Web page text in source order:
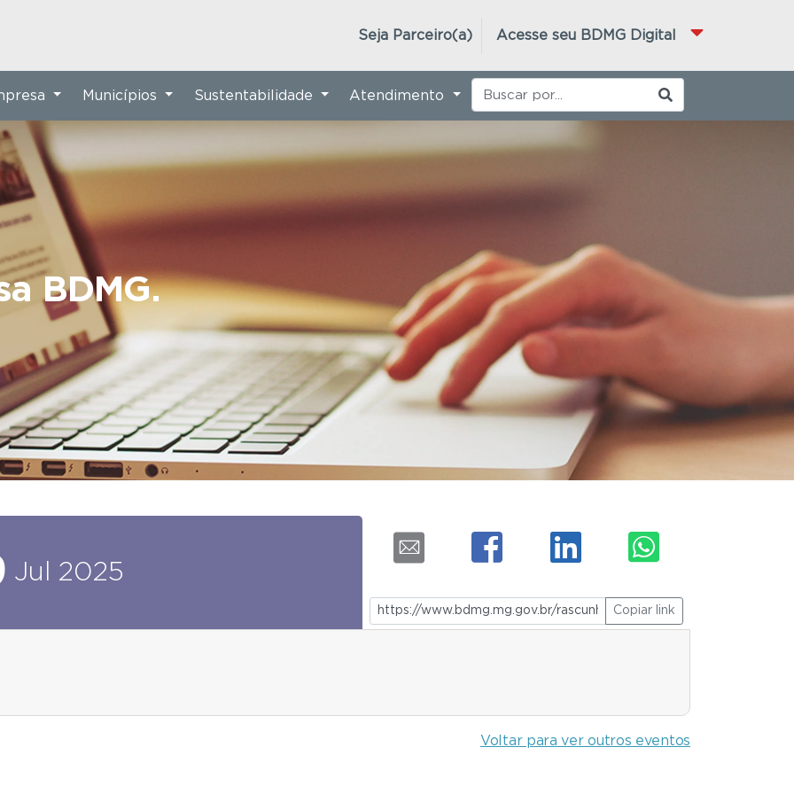
Acesse seu BDMG Digital
Seja Parceiro(a)
BDMG.
Municípios Sustentabilidade Atendimento
Jul 2025
Copiar link
Voltar para ver outros eventos